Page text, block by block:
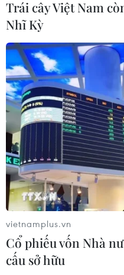
Trái cây Việt Nam
Nhĩ Kỳ
vietnamplus.vn
Cổ phiếu vốn Nhà
cấu sở hữu